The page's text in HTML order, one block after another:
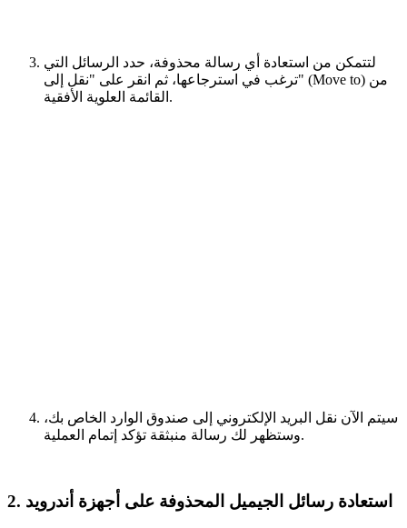
لتتمكن من استعادة أي رسالة محذوفة، حدد الرسائل التي
ترغب في استرجاعها، ثم انقر على "نقل إلى" (Move to) من
القائمة العلوية الأفقية.
سيتم الآن نقل البريد الإلكتروني إلى صندوق الوارد الخاص بك،
وستظهر لك رسالة منبثقة تؤكد إتمام العملية.
2. استعادة رسائل الجيميل المحذوفة على أجهزة أندرويد